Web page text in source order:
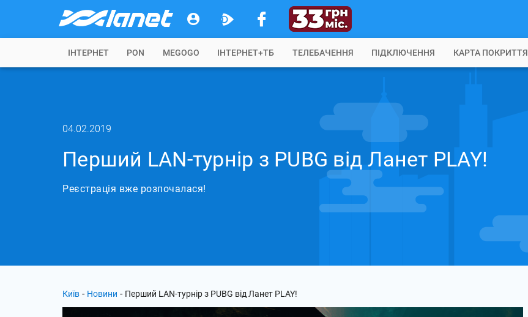
IНТЕРНЕТ PON MEGOGO ІНТЕРНЕТ+ТБ ТЕЛЕБАЧЕННЯ ПІДКЛЮЧЕННЯ КАРТА ПОКРИТТЯ
04.02.2019
Перший LAN-турнір з PUBG від Ланет PLAY!
Реєстрація вже розпочалася!
Київ - Новини - Перший LAN-турнір з PUBG від Ланет PLAY!